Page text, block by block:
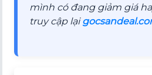
mình có đang giảm giá
truy cập lại